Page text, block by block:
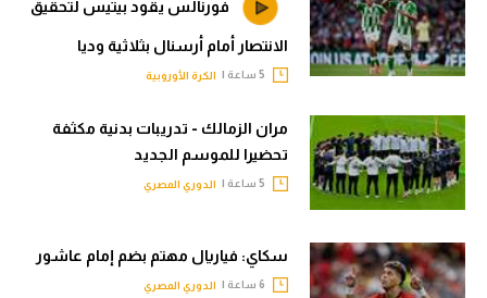
فورنالس يقود بيتيس لتحقيق
الانتصار أمام أرسنال بثلاثية وديا
الكرة الأوروبية
مران الزمالك - تدريبات بدنية مكثفة
تحضيرا للموسم الجديد
الدوري المصري
سكاي: فياريال مهتم بضم إمام عاشور
الدوري المصري